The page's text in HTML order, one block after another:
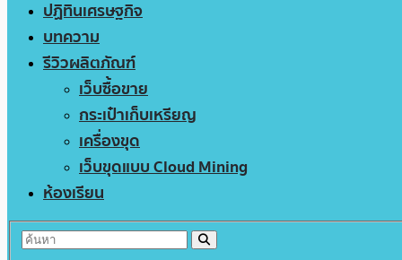
ปฏิทินเศรษฐกิจ
บทความ
รีวิวผลิตภัณฑ์
เว็บซื้อขาย
กระเป๋าเก็บเหรียญ
เครื่องขุด
เว็บขุดแบบ Cloud Mining
ห้องเรียน